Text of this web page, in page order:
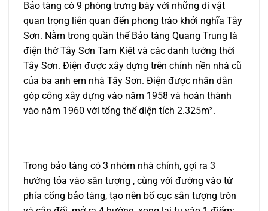
Bảo tàng có 9 phòng trưng bày với những di vật
quan trọng liên quan đến phong trào khởi nghĩa Tây
Sơn. Nằm trong quần thể Bảo tàng Quang Trung là
điện thờ Tây Sơn Tam Kiệt và các danh tướng thời
Tây Sơn. Điện được xây dựng trên chính nền nhà cũ
của ba anh em nhà Tây Sơn. Điện được nhân dân
góp công xây dựng vào năm 1958 và hoàn thành
vào năm 1960 với tổng thể diện tích 2.325m².
Trong bảo tàng có 3 nhóm nhà chính, gợi ra 3
hướng tỏa vào sân tượng , cùng với đường vào từ
phía cổng bảo tàng, tạo nên bố cục sân tượng tròn